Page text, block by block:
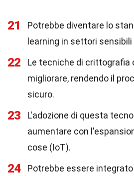
21
Potrebbe diventare lo
learning in settori sensibili
22
Le tecniche di crittografia
migliorare, rendendo il
sicuro.
23
L'adozione di questa
aumentare con
cose (IoT).
24
Potrebbe essere